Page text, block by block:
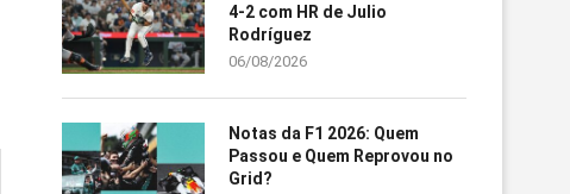
4-2 com HR de Julio
Rodríguez
06/08/2026
Notas da F1 2026: Quem
Passou e Quem Reprovou no
Grid?